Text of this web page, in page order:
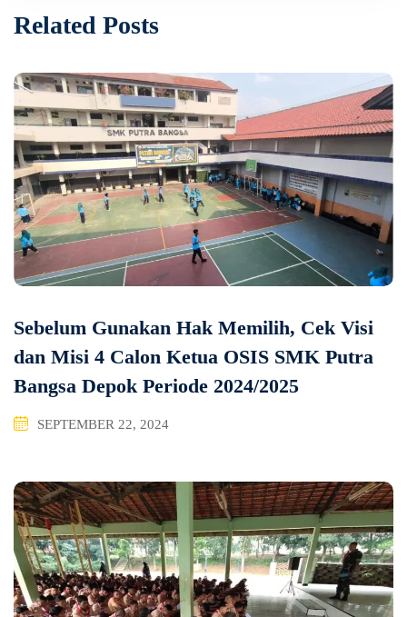
Related Posts
Sebelum Gunakan Hak Memilih, Cek Visi
dan Misi 4 Calon Ketua OSIS SMK Putra
Bangsa Depok Periode 2024/2025
SEPTEMBER 22, 2024